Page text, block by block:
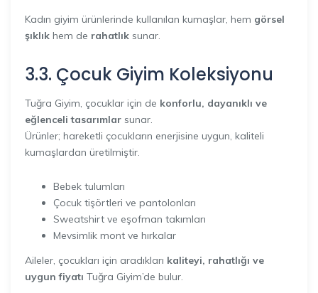
Kadın giyim ürünlerinde kullanılan kumaşlar, hem görsel
şıklık hem de rahatlık sunar.
3.3. Çocuk Giyim Koleksiyonu
Tuğra Giyim, çocuklar için de konforlu, dayanıklı ve
eğlenceli tasarımlar sunar.
Ürünler; hareketli çocukların enerjisine uygun, kaliteli
kumaşlardan üretilmiştir.
Bebek tulumları
Çocuk tişörtleri ve pantolonları
Sweatshirt ve eşofman takımları
Mevsimlik mont ve hırkalar
Aileler, çocukları için aradıkları kaliteyi, rahatlığı ve
uygun fiyatı Tuğra Giyim’de bulur.